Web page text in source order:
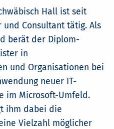
Hall ist seit
und Consultant tätig. Als
berät der Diplom-
in
und Organisationen bei
neuer IT-
im Microsoft-Umfeld.
ihm dabei die
Vielzahl möglicher